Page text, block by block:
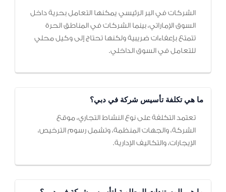
الشركات في البر الرئيسي يمكنها التعامل بحرية داخل
السوق الإماراتي، بينما الشركات في المناطق الحرة
تتمتع بإعفاءات ضريبية ولكنها تحتاج إلى وكيل محلي
للتعامل في السوق الداخلي.
ما هي تكلفة تأسيس شركة في دبي؟
تعتمد التكلفة على نوع النشاط التجاري، موقع
الشركة، والجهات المنظمة، وتشمل رسوم الترخيص،
الإيجارات، والتكاليف الإدارية.